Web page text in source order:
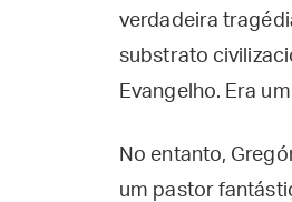
verdadeira
substrato
Evangelho. Era
No entanto,
um pastor